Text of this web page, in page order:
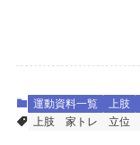
運動資料一覧 上肢
上肢
家トレ 立位